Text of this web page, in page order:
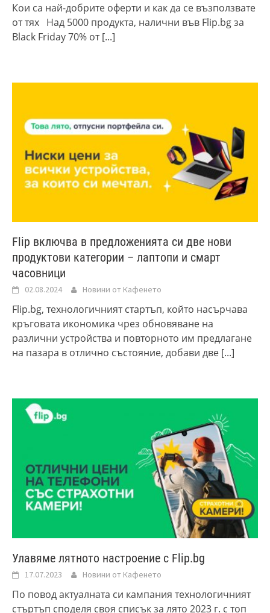
Кои са най-добрите оферти и как да се възползвате
от тях Над 5000 продукта, налични във Flip.bg за
Black Friday 70% от[...]
Flip включва в предложенията си две нови
продуктови категории – лаптопи и смарт
часовници
02.08.2024 Новини от Кафенето
Flip.bg, технологичният стартъп, който насърчава
кръговата икономика чрез обновяване на
различни устройства и повторното им предлагане
на пазара в отлично състояние, добави две [...]
Улавяме лятното настроение с Flip.bg
17.07.2023 Новини от Кафенето
По повод актуалната си кампания технологичният
стъртъп споделя своя списък за лято 2023 г. с топ